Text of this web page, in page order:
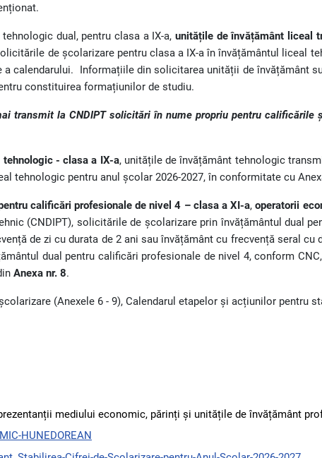
dual, pentru clasa a IX-a, unitățile de învățământ liceal
de școlarizare pentru clasa a IX-a în învățământul liceal
a calendarului.
Informațiile din solicitarea unității de învățământ
constituirea formațiunilor de studiu.
transmit la CNDIPT solicitări în nume propriu pentru
- clasa a IX-a, unitățile de învățământ tehnologic
tehnologic pentru anul școlar 2026-2027, în conformitate cu
calificări profesionale de nivel 4 – clasa a XI-a,operatorii
(CNDIPT), solicitările de școlarizare prin învățământul dual
de zi cu durata de 2 ani sau învățământ cu frecvență seral
dual pentru calificări profesionale de nivel 4, conform
Anexa nr. 8.
(Anexele 6 - 9), Calendarul etapelor și acțiunilor pentru
mediului economic, părinți și unitățile de învățământ
HUNEDOREAN